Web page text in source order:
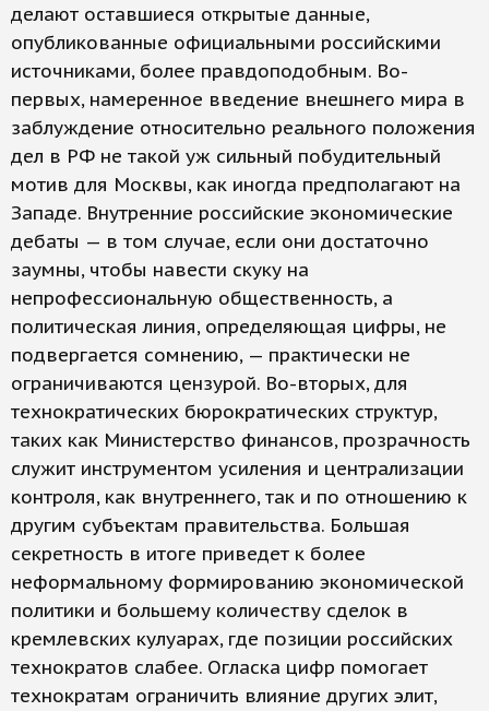
делают оставшиеся открытые данные,
опубликованные официальными российскими
источниками, более правдоподобным. Во-
первых, намеренное введение внешнего мира в
заблуждение относительно реального положения
дел в РФ не такой уж сильный побудительный
мотив для Москвы, как иногда предполагают на
Западе. Внутренние российские экономические
дебаты — в том случае, если они достаточно
заумны, чтобы навести скуку на
непрофессиональную общественность, а
политическая линия, определяющая цифры, не
подвергается сомнению, — практически не
ограничиваются цензурой. Во-вторых, для
технократических бюрократических структур,
таких как Министерство финансов, прозрачность
служит инструментом усиления и централизации
контроля, как внутреннего, так и по отношению к
другим субъектам правительства. Большая
секретность в итоге приведет к более
неформальному формированию экономической
политики и большему количеству сделок в
кремлевских кулуарах, где позиции российских
технократов слабее. Огласка цифр помогает
технократам ограничить влияние других элит,